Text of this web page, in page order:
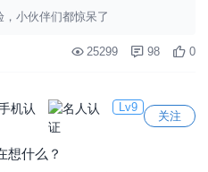
，小伙伴们都惊呆了
25299 98 0
Lv9
关注
想什么？